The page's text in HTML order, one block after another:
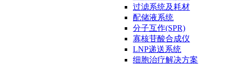
过滤系统及耗材
配储液系统
分子互作(SPR)
寡核苷酸合成仪
LNP递送系统
细胞治疗解决方案